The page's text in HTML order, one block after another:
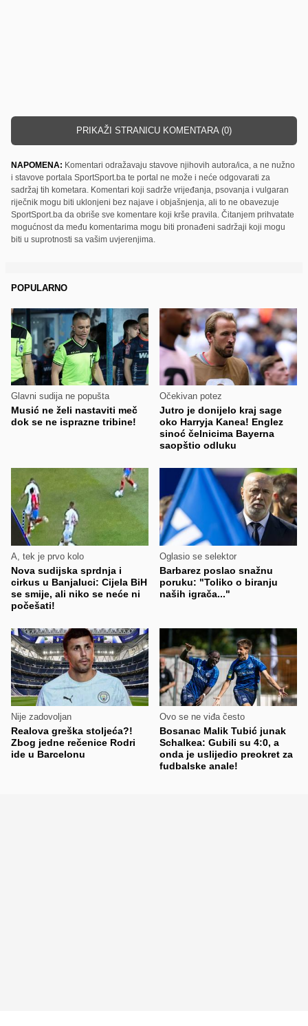
PRIKAŽI STRANICU KOMENTARA (0)
NAPOMENA: Komentari odražavaju stavove njihovih autora/ica, a ne nužno
i stavove portala SportSport.ba te portal ne može i neće odgovarati za
sadržaj tih kometara. Komentari koji sadrže vrijeđanja, psovanja i vulgaran
riječnik mogu biti uklonjeni bez najave i objašnjenja, ali to ne obavezuje
SportSport.ba da obriše sve komentare koji krše pravila. Čitanjem prihvatate
mogućnost da među komentarima mogu biti pronađeni sadržaji koji mogu
biti u suprotnosti sa vašim uvjerenjima.
POPULARNO
Glavni sudija ne popušta
Musić ne želi nastaviti meč
dok se ne isprazne tribine!
Očekivan potez
Jutro je donijelo kraj sage
oko Harryja Kanea! Englez
sinoć čelnicima Bayerna
saopštio odluku
A, tek je prvo kolo
Nova sudijska sprdnja i
cirkus u Banjaluci: Cijela BiH
se smije, ali niko se neće ni
počešati!
Oglasio se selektor
Barbarez poslao snažnu
poruku: "Toliko o biranju
naših igrača..."
Nije zadovoljan
Realova greška stoljeća?!
Zbog jedne rečenice Rodri
ide u Barcelonu
Ovo se ne viđa često
Bosanac Malik Tubić junak
Schalkea: Gubili su 4:0, a
onda je uslijedio preokret za
fudbalske anale!